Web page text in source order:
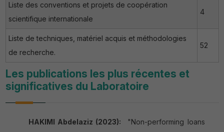
Liste des conventions et projets de coopération
scientifique internationale
4
Liste de techniques, matériel acquis et méthodologies
de recherche.
52
Les publications les plus récentes et
significatives du Laboratoire
HAKIMI Abdelaziz (2023): "Non-performing loans